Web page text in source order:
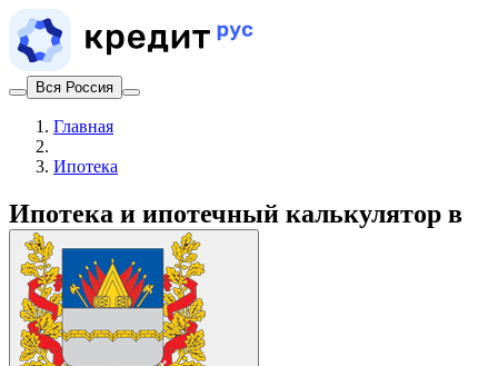
Вся Россия
Главная
Ипотека
Ипотека и ипотечный калькулятор в